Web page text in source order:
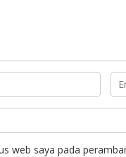
web saya pada